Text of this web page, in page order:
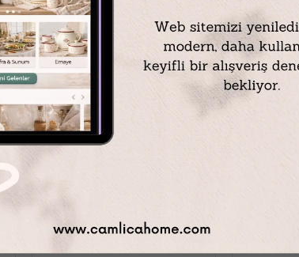
Ücretsiz